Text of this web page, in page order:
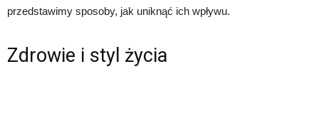
przedstawimy sposoby, jak uniknąć ich wpływu.
Zdrowie i styl życia